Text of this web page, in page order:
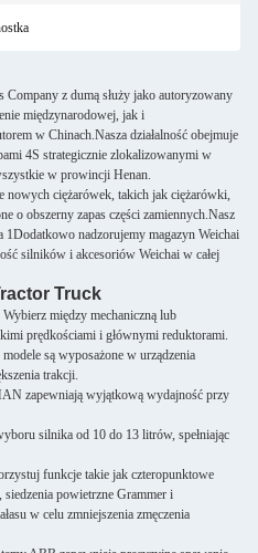
z dumą służy jako autoryzowany
międzynarodowej, jak i
w Chinach.Nasza działalność obejmuje
4S strategicznie zlokalizowanymi w
w prowincji Henan.
nowych ciężarówek, takich jak ciężarówki,
o obszerny zapas części zamiennych.Nasz
nadzorujemy magazyn Weichai
silników i akcesoriów Weichai w całej
Truck
między mechaniczną lub
prędkościami i głównymi reduktorami.
są wyposażone w urządzenia
trakcji.
zapewniają wyjątkową wydajność przy
silnika od 10 do 13 litrów, spełniając
funkcje takie jak czteropunktowe
powietrzne Grammer i
w celu zmniejszenia zmęczenia